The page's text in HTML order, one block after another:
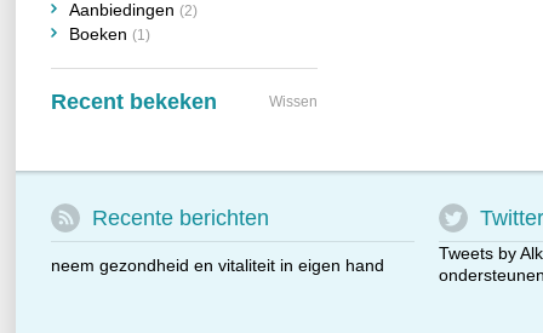
Aanbiedingen (2)
Boeken (1)
Recent bekeken Wissen
Recente berichten
neem gezondheid en vitaliteit in eigen hand
Twitter
Tweets by